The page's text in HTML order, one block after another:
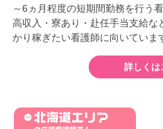
～6ヵ月程度の短期間勤務を行う
高収入・寮あり・赴任手当支給な
かり稼ぎたい看護師に向いていま
詳しくは